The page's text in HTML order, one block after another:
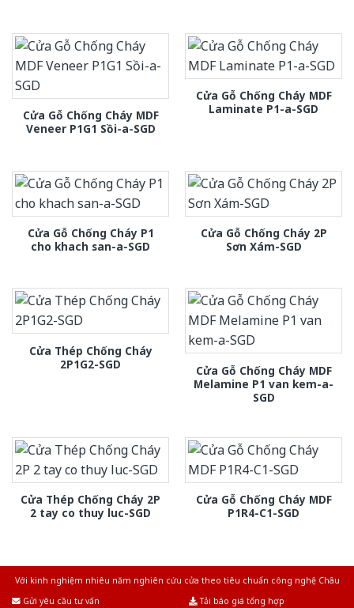
Cửa Gỗ Chống Cháy MDF
Veneer P1G1 Sồi-a-SGD
Cửa Gỗ Chống Cháy MDF
Laminate P1-a-SGD
Cửa Gỗ Chống Cháy P1
cho khach san-a-SGD
Cửa Gỗ Chống Cháy 2P
Sơn Xám-SGD
Cửa Thép Chống Cháy
2P1G2-SGD
Cửa Gỗ Chống Cháy MDF
Melamine P1 van kem-a-
SGD
Cửa Thép Chống Cháy 2P
2 tay co thuy luc-SGD
Cửa Gỗ Chống Cháy MDF
P1R4-C1-SGD
Với kinh nghiệm nhiêu năm nghiên cứu cửa theo tiêu chuẩn công nghệ Châu
Gửi yêu cầu tư vấn
Tải báo giá tổng hợp